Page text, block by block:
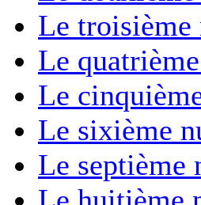
Le
Le
Le
Le sixième
Le septième